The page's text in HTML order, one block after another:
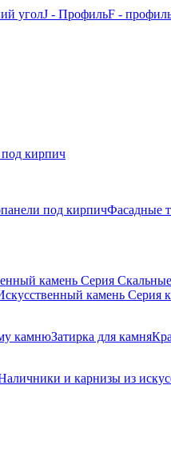
уголJ - ПрофильF -
кирпич
под кирпичФасадные
камень Серия
камень Серия
камнюЗатирка для камня
и карнизы из